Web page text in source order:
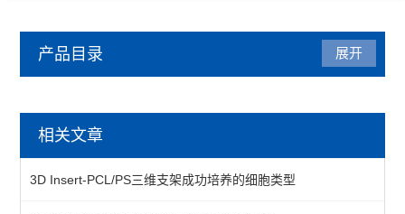
产品目录
primerdesign生物威胁检测试剂盒
primerdesign其他病原体检测试剂盒
展开
相关文章
3D Insert-PCL/PS三维支架成功培养的细胞类型